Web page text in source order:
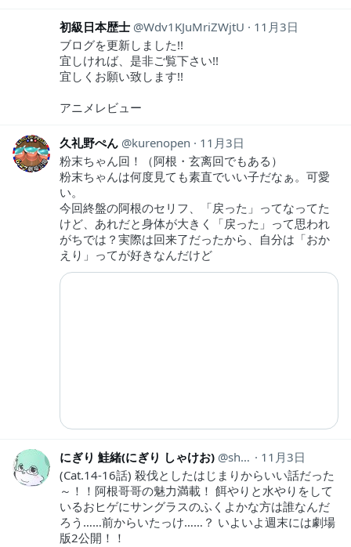
初級日本歴士 Wdv1KJuMriZWjtU
11月3日
ブログを更新しました!!
宜しければ、是非ご覧下さい!!
宜しくお願い致します!!
アニメレビュー
久礼野ぺん kurenopen
11月3日
粉末ちゃん回！（阿根・玄离回でもある）
粉末ちゃんは何度見ても素直でいい子だなぁ。可愛
い。
今回終盤の阿根のセリフ、「戻った」ってなってた
けど、あれだと身体が大きく「戻った」って思われ
がちでは？実際は回来了だったから、自分は「おか
えり」ってが好きなんだけど
にぎり 鮭緒(にぎり しゃけお) sh_keiji
11月3日
(Cat.14-16話) 殺伐としたはじまりからいい話だった
～！！阿根哥哥の魅力満載！ 餌やりと水やりをして
いるおヒゲにサングラスのふくよかな方は誰なんだ
ろう……前からいたっけ……？ いよいよ週末には劇場
版2公開！！